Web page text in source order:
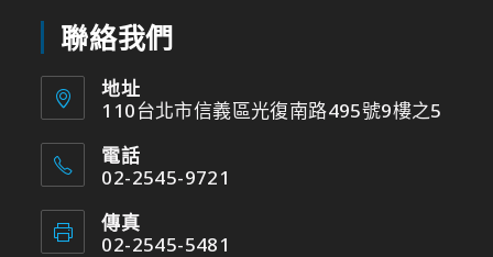
聯絡我們
地址
110台北市信義區光復南路495號9樓之5
電話
02-2545-9721
傳真
02-2545-5481